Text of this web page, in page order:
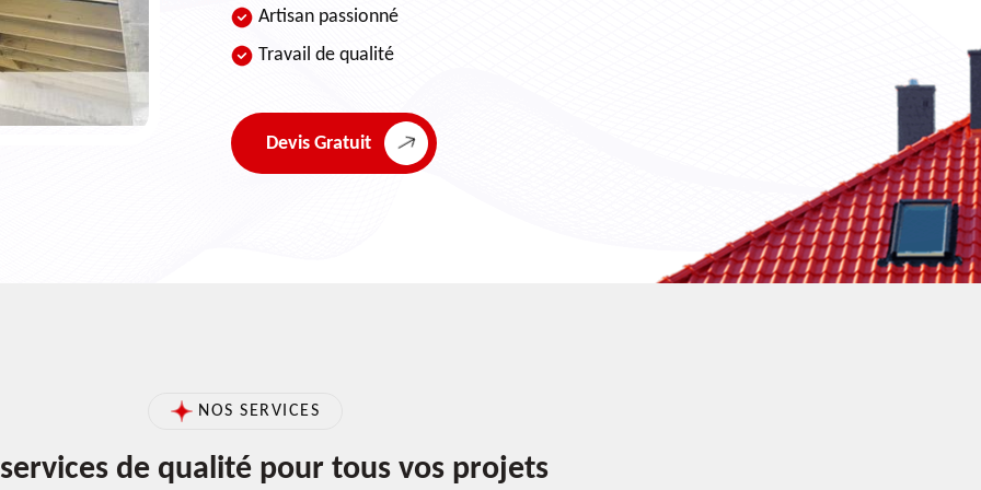
Artisan passionné
Travail de qualité
Devis Gratuit
NOS SERVICES
de qualité pour tous vos projets